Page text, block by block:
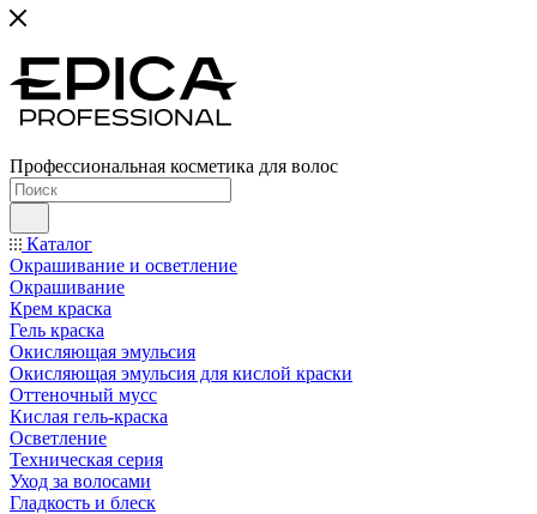
Профессиональная косметика для волос
Каталог
Окрашивание и осветление
Окрашивание
Крем краска
Гель краска
Окисляющая эмульсия
Окисляющая эмульсия для кислой краски
Оттеночный мусс
Кислая гель-краска
Осветление
Техническая серия
Уход за волосами
Гладкость и блеск